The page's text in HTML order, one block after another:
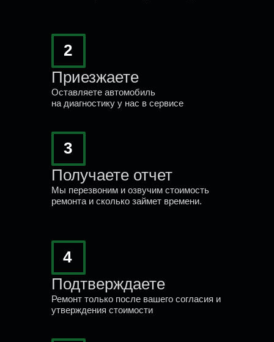
4
Подтверждаете
Ремонт только после вашего согласия и
утверждения стоимости
3
Получаете отчет
Мы перезвоним и озвучим стоимость
ремонта и сколько займет времени.
2
Приезжаете
Оставляете автомобиль
на диагностику у нас в сервисе
07.05.2025
Одно из лучших СТО в Гомеле.
После замены прокладок
выпускного коллектора , обороты
читать весь отзыв
Проверьте авто и